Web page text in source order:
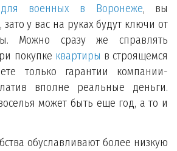
для военных в Воронеже, вы
у вас на руках будут ключи от
Можно сразу же справлять
покупке квартиры в строящемся
только гарантии компании-
вполне реальные деньги.
может быть еще год, а то и
обуславливают более низкую